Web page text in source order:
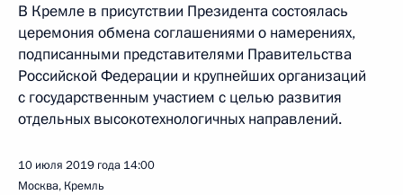
В Кремле в присутствии Президента состоялась
церемония обмена соглашениями о намерениях,
подписанными представителями Правительства
Российской Федерации и крупнейших организаций
с государственным участием с целью развития
отдельных высокотехнологичных направлений.
10 июля 2019 года 14:00
Москва, Кремль